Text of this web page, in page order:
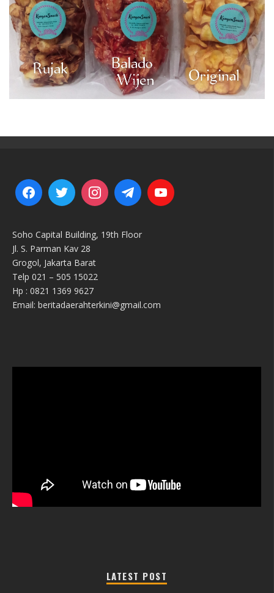
Soho Capital Building, 19th Floor
Jl. S. Parman Kav 28
Grogol, Jakarta Barat
Telp 021 – 505 15022
Hp : 0821 1369 9627
Email: beritadaerahterkini@gmail.com
LATEST POST